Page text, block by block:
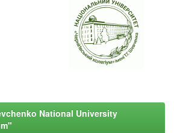
National University